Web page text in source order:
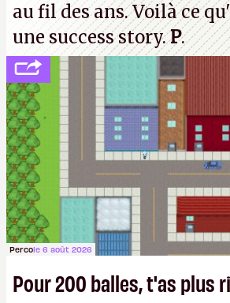
au fil des ans. Voilà ce
une success story.P.
Percole 6 août 2026
Pour 200 balles, t'as plus